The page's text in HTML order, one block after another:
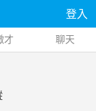
登入
才 聊天